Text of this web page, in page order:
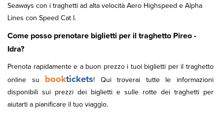
Seaways con i traghetti ad alta velocità Aero Highspeed e Alpha
Lines con Speed Cat I.
Come posso prenotare biglietti per il traghetto Pireo -
Idra?
Prenota rapidamente e a buon prezzo i tuoi biglietti per il traghetto
online su booktickets! Qui troverai tutte le informazioni
disponibili sui prezzi dei biglietti e sulle rotte dei traghetti per
aiutarti a pianificare il tuo viaggio.